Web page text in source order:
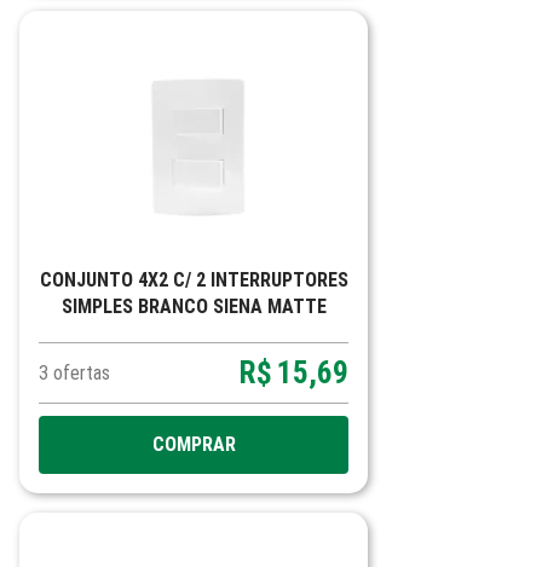
CONJUNTO 4X2 C/ 2 INTERRUPTORES
SIMPLES BRANCO SIENA MATTE
3 ofertas R$ 15,69
COMPRAR